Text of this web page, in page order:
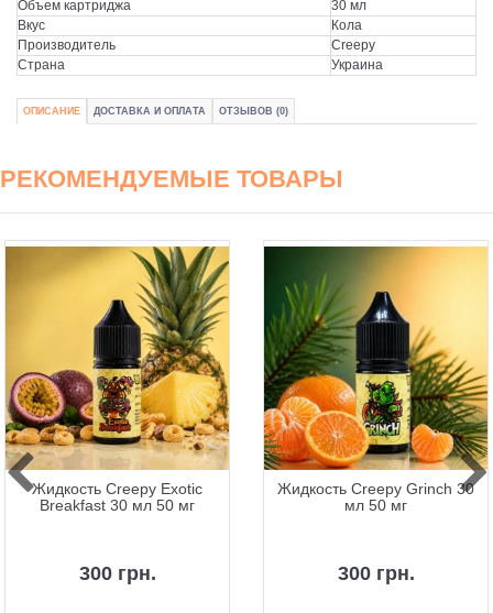
Объем картриджа
30 мл
Вкус
Кола
Производитель
Creepy
Страна
Украина
ОПИСАНИЕ ДОСТАВКА И ОПЛАТА ОТЗЫВОВ (0)
РЕКОМЕНДУЕМЫЕ ТОВАРЫ
Жидкость Creepy Exotic
Breakfast 30 мл 50 мг
300 грн.
Жидкость Creepy Grinch 30
мл 50 мг
300 грн.